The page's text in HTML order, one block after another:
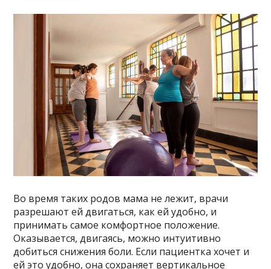
Во время таких родов мама не лежит, врачи
разрешают ей двигаться, как ей удобно, и
принимать самое комфортное положение.
Оказывается, двигаясь, можно интуитивно
добиться снижения боли. Если пациентка хочет и
ей это удобно, она сохраняет вертикальное